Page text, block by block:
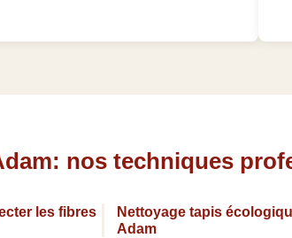
nos techniques
les fibres
Nettoyage tapis
Adam